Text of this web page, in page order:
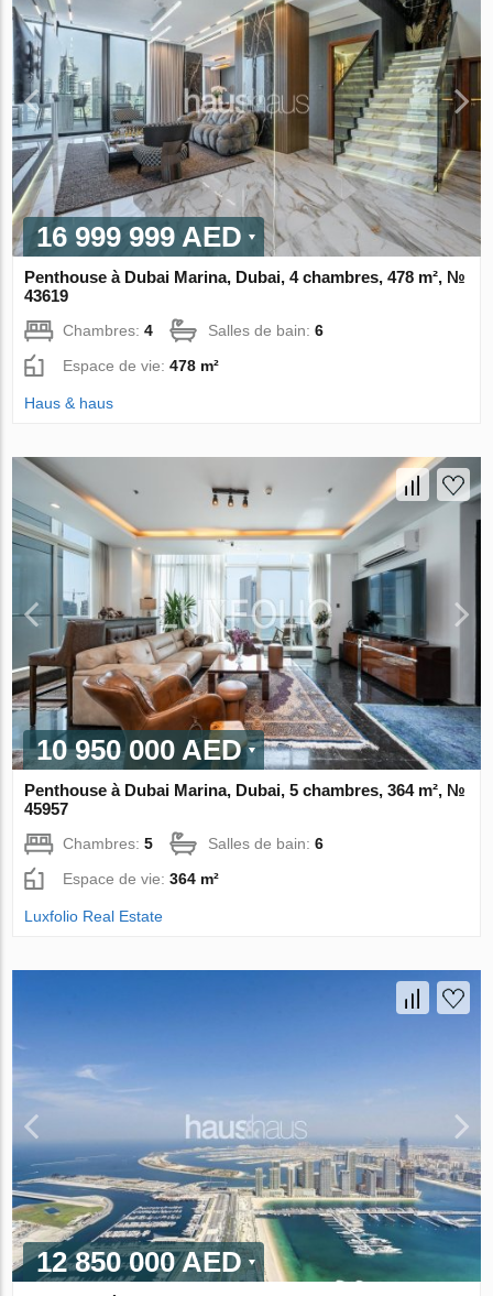
16 999 999 AED
Penthouse à Dubai Marina, Dubai, 4 chambres, 478 m², №
43619
Chambres:4 Salles de bain:6
Espace de vie:478 m²
Haus & haus
10 950 000 AED
Penthouse à Dubai Marina, Dubai, 5 chambres, 364 m², №
45957
Chambres:5 Salles de bain:6
Espace de vie:364 m²
Luxfolio Real Estate
12 850 000 AED